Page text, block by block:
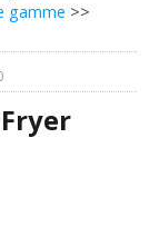
gamme >>